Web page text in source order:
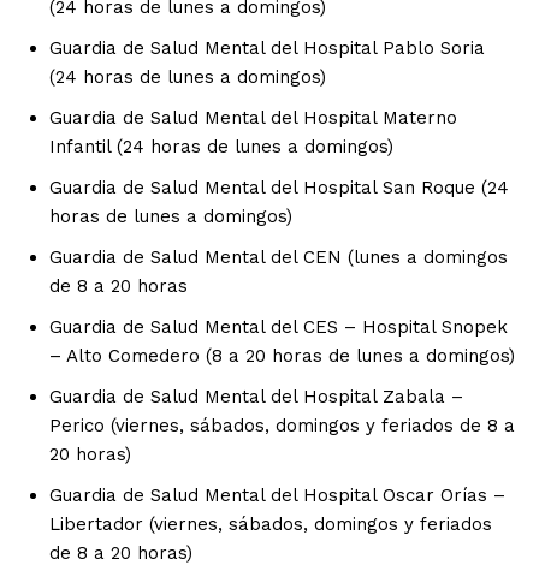
(24 horas de lunes a domingos)
Guardia de Salud Mental del Hospital Pablo Soria
(24 horas de lunes a domingos)
Guardia de Salud Mental del Hospital Materno
Infantil (24 horas de lunes a domingos)
Guardia de Salud Mental del Hospital San Roque (24
horas de lunes a domingos)
Guardia de Salud Mental del CEN (lunes a domingos
de 8 a 20 horas
Guardia de Salud Mental del CES – Hospital Snopek
– Alto Comedero (8 a 20 horas de lunes a domingos)
Guardia de Salud Mental del Hospital Zabala –
Perico (viernes, sábados, domingos y feriados de 8 a
20 horas)
Guardia de Salud Mental del Hospital Oscar Orías –
Libertador (viernes, sábados, domingos y feriados
de 8 a 20 horas)